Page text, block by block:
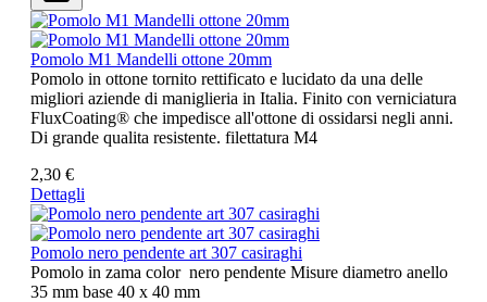
Pomolo M1 Mandelli ottone 20mm
Pomolo in ottone tornito rettificato e lucidato da una delle
migliori aziende di maniglieria in Italia. Finito con verniciatura
FluxCoating® che impedisce all'ottone di ossidarsi negli anni.
Di grande qualita resistente. filettatura M4
2,30 €
Dettagli
Pomolo nero pendente art 307 casiraghi
Pomolo in zama color nero pendente Misure diametro anello
35 mm base 40 x 40 mm